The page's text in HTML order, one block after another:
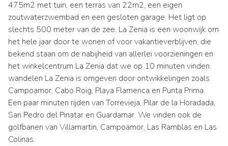
475m2 met tuin, een terras van 22m2, een eigen
zoutwaterzwembad en een gesloten garage. Het ligt op
slechts 500 meter van de zee. La Zenia is een woonwijk om
het hele jaar door te wonen of voor vakantieverblijven, die
bekend staan om de nabijheid van allerlei voorzieningen en
het winkelcentrum La Zenia dat we op 10 minuten vinden.
wandelen La Zenia is omgeven door ontwikkelingen zoals
Campoamor, Cabo Roig, Playa Flamenca en Punta Prima.
Een paar minuten rijden van Torrevieja, Pilar de la Horadada,
San Pedro del Pinatar en Guardamar. We vinden ook de
golfbanen van Villamartin, Campoamor, Las Ramblas en Las
Colinas.